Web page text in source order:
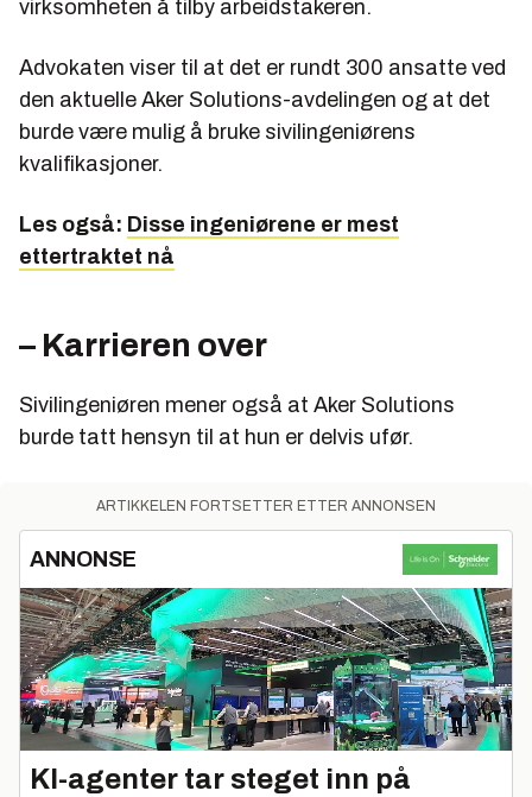
virksomheten å tilby arbeidstakeren.
Advokaten viser til at det er rundt 300 ansatte ved
den aktuelle Aker Solutions-avdelingen og at det
burde være mulig å bruke sivilingeniørens
kvalifikasjoner.
Les også: Disse ingeniørene er mest
ettertraktet nå
– Karrieren over
Sivilingeniøren mener også at Aker Solutions
burde tatt hensyn til at hun er delvis ufør.
ARTIKKELEN FORTSETTER ETTER ANNONSEN
ANNONSE
KI-agenter tar steget inn på